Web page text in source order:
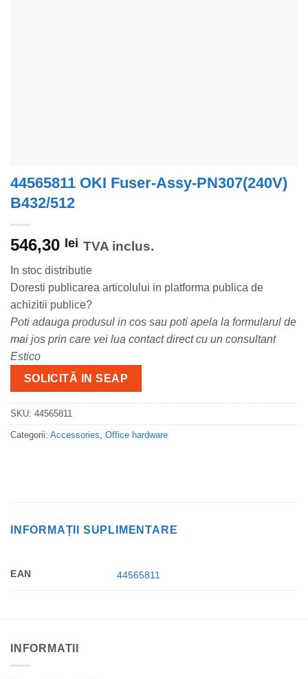
44565811 OKI Fuser-Assy-PN307(240V)
B432/512
546,30 lei TVA inclus.
In stoc distributie
Doresti publicarea articolului in platforma publica de
achizitii publice?
Poti adauga produsul in cos sau poti apela la formularul de
mai jos prin care vei lua contact direct cu un consultant
Estico
SOLICITĂ IN SEAP
SKU: 44565811
Categorii: Accessories Office hardware
INFORMAȚII SUPLIMENTARE
EAN 44565811
INFORMATII